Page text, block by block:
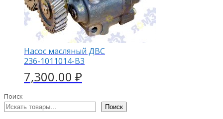
Насос масляный ДВС
236-1011014-В3
7,300.00 ₽
Поиск
Поиск